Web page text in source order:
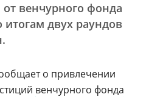
от венчурного фонда
итогам двух раундов
о привлечении
венчурного фонда